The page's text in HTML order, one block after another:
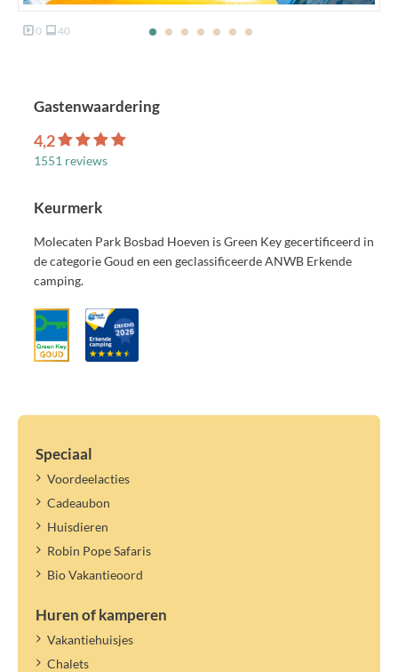
0 40
Gastenwaardering
4,2
1551 reviews
Keurmerk
Molecaten Park Bosbad Hoeven is Green Key gecertificeerd in
de categorie Goud en een geclassificeerde ANWB Erkende
camping.
Speciaal
Voordeelacties
Cadeaubon
Huisdieren
Robin Pope Safaris
Bio Vakantieoord
Huren of kamperen
Vakantiehuisjes
Chalets